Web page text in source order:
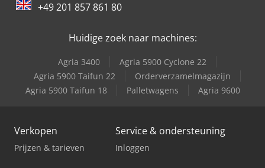
+49 201 857 861 80
Huidige zoek naar machines:
Agria 3400
Agria 5900 Cyclone 22
Agria 5900 Taifun 22
Orderverzamelmagazijn
Agria 5900 Taifun 18
Palletwagens Agria 9600
Verkopen
Prijzen & tarieven
Service & ondersteuning
Inloggen